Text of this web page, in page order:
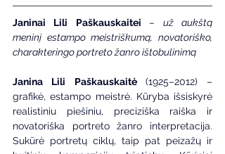
Janinai Lili Paškauskaitei – už aukštą
meninį estampo meistriškumą, novatoriško,
charakteringo portreto žanro ištobulinimą
Janina Lili Paškauskaitė (1925–2012) –
grafikė, estampo meistrė. Kūryba išsiskyrė
realistiniu piešiniu, preciziška raiška ir
novatoriška portreto žanro interpretacija.
Sukūrė portretų ciklų, taip pat peizažų ir